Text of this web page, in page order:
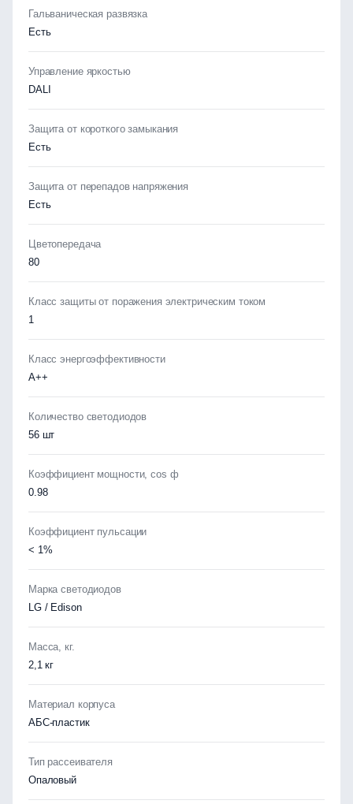
Гальваническая развязка
Есть
Управление яркостью
DALI
Защита от короткого замыкания
Есть
Защита от перепадов напряжения
Есть
Цветопередача
80
Класс защиты от поражения электрическим током
1
Класс энергоэффективности
А++
Количество светодиодов
56 шт
Коэффициент мощности, cos ф
0.98
Коэффициент пульсации
< 1%
Марка светодиодов
LG / Edison
Масса, кг.
2,1 кг
Материал корпуса
АБС-пластик
Тип рассеивателя
Опаловый